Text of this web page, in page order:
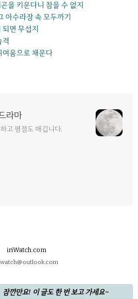
을 키운다니 참을 수 없지
아수라장 속 모두까기
면 무섭지
격
여움으로 채운다
라마
고 평점도 매깁니다.
iriWatch.com
잠깐만요! 이 글도 한 번 보고 가세요~